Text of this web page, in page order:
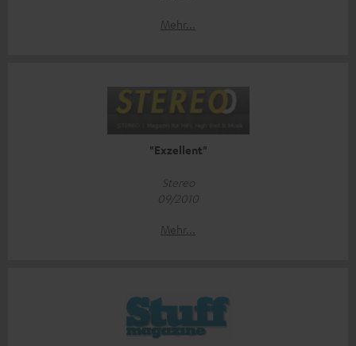
Mehr...
"Exzellent"
Stereo
09/2010
Mehr...